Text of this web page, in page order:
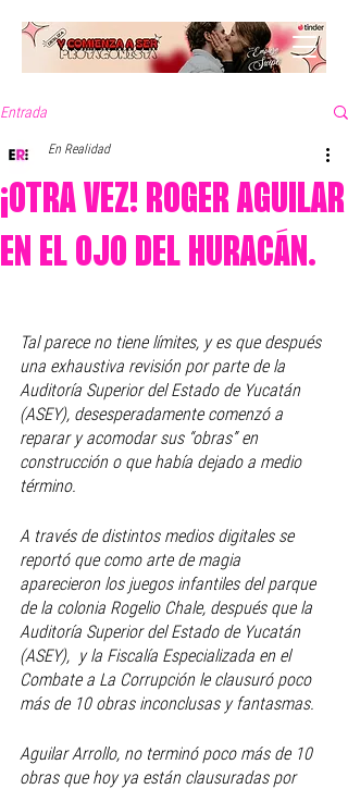
Entrada
¡OTRA VEZ! ROGER AGUILAR
EN EL OJO DEL HURACÁN.
En Realidad
Tal parece no tiene límites, y es que después
una exhaustiva revisión por parte de la
Auditoría Superior del Estado de Yucatán
(ASEY), desesperadamente comenzó a
reparar y acomodar sus “obras” en
construcción o que había dejado a medio
término.
A través de distintos medios digitales se
reportó que como arte de magia
aparecieron los juegos infantiles del parque
de la colonia Rogelio Chale, después que la
Auditoría Superior del Estado de Yucatán
(ASEY),  y la Fiscalía Especializada en el
Combate a La Corrupción le clausuró poco
más de 10 obras inconclusas y fantasmas.
Aguilar Arrollo, no terminó poco más de 10
obras que hoy ya están clausuradas por